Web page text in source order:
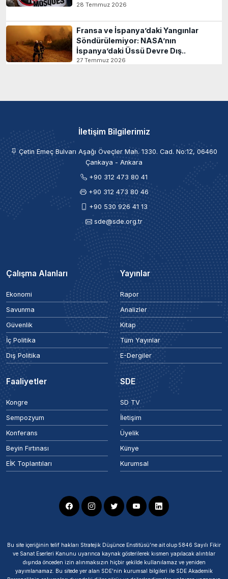
28 Temmuz 2026
Fransa ve İspanya’daki Yangınlar
Söndürülemiyor: NASA’nın
İspanya’daki Üssü Devre Dış..
27 Temmuz 2026
İletişim Bilgilerimiz
Çetin Emeç Bulvarı Aşağı Öveçler Mah. 1330. Cad. No:12, 06460
Çankaya - Ankara
+90 312 473 80 41
+90 312 473 80 46
+90 530 926 41 13
sde@sde.org.tr
Çalışma Alanları
Ekonomi
Savunma
Güvenlik
İç Politika
Dış Politika
Yayınlar
Rapor
Analizler
Kitap
Tüm Yayınlar
E-Dergiler
Faaliyetler
Kongre
Sempozyum
Konferans
Beyin Fırtınası
EİK Toplantıları
SDE
SD TV
İletişim
Üyelik
Künye
Kurumsal
Bu site içeriğinin telif hakları Stratejik Düşünce Enstitüsü’ne ait olup 5846 Sayılı Fikir
ve Sanat Eserleri Kanunu uyarınca kaynak gösterilerek kısmen yapılacak alıntılar
dışında önceden izin alınmaksızın hiçbir şekilde kullanılamaz ve yeniden
yayımlanamaz. Bu sitede yer alan SDE'nin kurumsal bilgileri ile SDE Akademik